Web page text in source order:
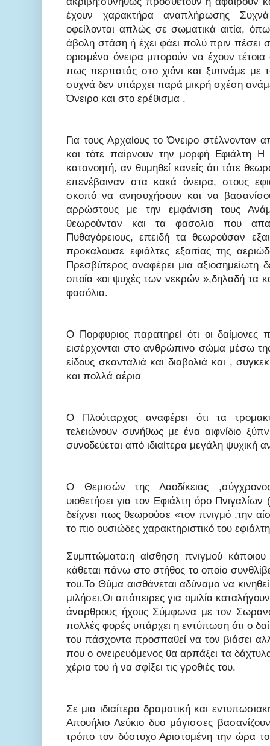
έχουν χαρακτήρα αναπλήρωσης
οφείλονται απλώς σε σωματικά αιτία,
άβολη στάση ή έχει φάει πολύ πριν πέσει
ορισμένα όνειρα μπορούν να έχουν τέτοια
πως περπατάς στο χιόνι και ξυπνάμε με
συχνά δεν υπάρχει παρά μικρή σχέση
Όνειρο και στο ερέθισμα .
Για τους Αρχαίους το Όνειρο στέλνονταν
και τότε παίρνουν την μορφή Εφιάλτη Η
κατανοητή, αν θυμηθεί κανείς ότι τότε
επενέβαιναν στα κακά όνειρα, στους
σκοπό να ανησυχήσουν και να
αρρώστους με την εμφάνιση τους
θεωρούνταν και τα φασολια που
Πυθαγόρειους, επειδή τα θεωρούσαν
προκαλουσε εφιάλτες εξαιτίας της
Πρεσβύτερος αναφέρει μια αξιοσημείωτη
οποία «οι ψυχές των νεκρών »,δηλαδή τα
φασόλια.
Ο Πορφυριος παρατηρεί ότι οι δαίμονες
εισέρχονται στο ανθρώπινο σώμα μέσω
είδους σκανταλιά και διαβολιά και ,
και πολλά αέρια
Ο Πλούταρχος αναφέρει ότι τα
τελειώνουν συνήθως με ένα αιφνίδιο
συνοδεύεται από ιδιαίτερα μεγάλη ψυχική
Ο Θεμισών της Λαοδίκειας
υιοθετήσει για τον Εφιάλτη όρο
δείχνει πως θεωρούσε «τον πνιγμό ,την
το πιο ουσιώδες χαρακτηριστικό του εφιάλτη
Συμπτώματα:η αίσθηση πνιγμού κάποιου
κάθεται πάνω στο στήθος το οποίο
του.Το Θύμα αισθάνεται αδύναμο να
μιλήσει.Οι απόπειρες για ομιλία
άναρθρους ήχους Σύμφωνα με τον
πολλές φορές υπάρχει η εντύπωση ότι ο
του πάσχοντα προσπαθεί να τον βιάσει
που ο ονειρευόμενος θα αρπάξει τα
χέρια του ή να σφίξει τις γροθιές του.
Σε μια ιδιαίτερα δραματική και
Απουήλιο Λεύκιο δυο μάγισσες
τρόπο τον δύστυχο Αριστομένη την ώρα